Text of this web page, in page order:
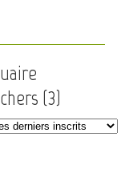
(3)